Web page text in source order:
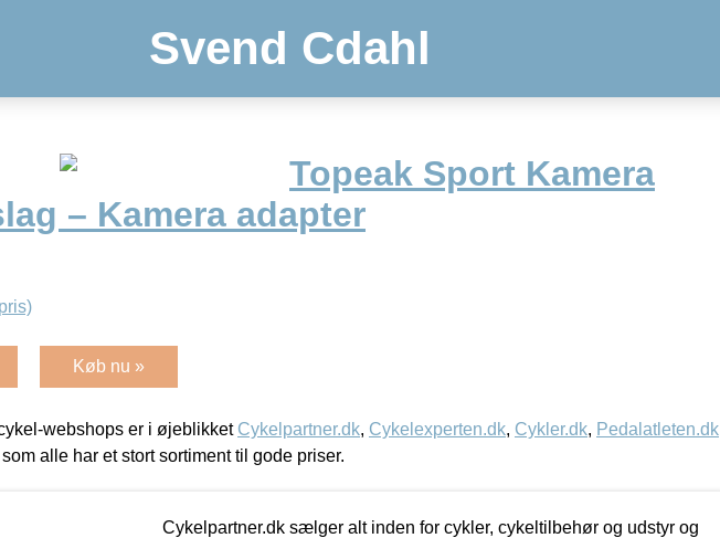
Svend Cdahl
Topeak Sport Kamera
– Kamera adapter
Køb nu »
webshops er i øjeblikket Cykelpartner.dk, Cykelexperten.dk, Cykler.dk, Pedalatleten.dk
som alle har et stort sortiment til gode priser.
Cykelpartner.dk sælger alt inden for cykler, cykeltilbehør og udstyr og